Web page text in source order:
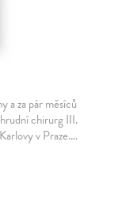
a za pár měsíců
chirurg III.
v Praze.…